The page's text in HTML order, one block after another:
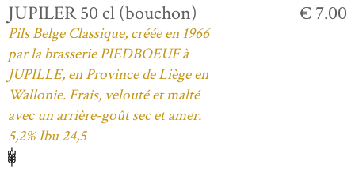
JUPILER 50 cl (bouchon)
Pils Belge Classique, créée en 1966
par la brasserie PIEDBOEUF à
JUPILLE, en Province de Liège en
Wallonie. Frais, velouté et malté
avec un arrière-goût sec et amer.
5,2% Ibu 24,5
€ 7.00